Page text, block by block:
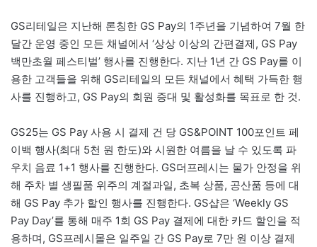
GS리테일은 지난해 론칭한 GS Pay의 1주년을 기념하여 7월 한
달간 운영 중인 모든 채널에서 ‘상상 이상의 간편결제, GS Pay
백만초월 페스티벌’ 행사를 진행한다. 지난 1년 간 GS Pay를 이
용한 고객들을 위해 GS리테일의 모든 채널에서 혜택 가득한 행
사를 진행하고, GS Pay의 회원 증대 및 활성화를 목표로 한 것.
GS25는 GS Pay 사용 시 결제 건 당 GS&POINT 100포인트 페
이백 행사(최대 5천 원 한도)와 시원한 여름을 날 수 있도록 파
우치 음료 1+1 행사를 진행한다. GS더프레시는 물가 안정을 위
해 주차 별 생필품 위주의 계절과일, 초복 상품, 공산품 등에 대
해 GS Pay 추가 할인 행사를 진행한다. GS샵은 ‘Weekly GS
Pay Day’를 통해 매주 1회 GS Pay 결제에 대한 카드 할인을 적
용하며, GS프레시몰은 일주일 간 GS Pay로 7만 원 이상 결제